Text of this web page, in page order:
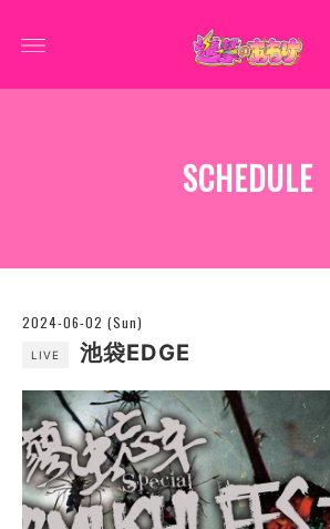
SCHEDULE
2024-06-02 (Sun)
LIVE 池袋EDGE